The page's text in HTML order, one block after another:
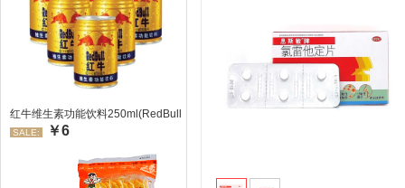
红牛维生素功能饮料250ml(RedBull/红牛)
SALE: ￥6